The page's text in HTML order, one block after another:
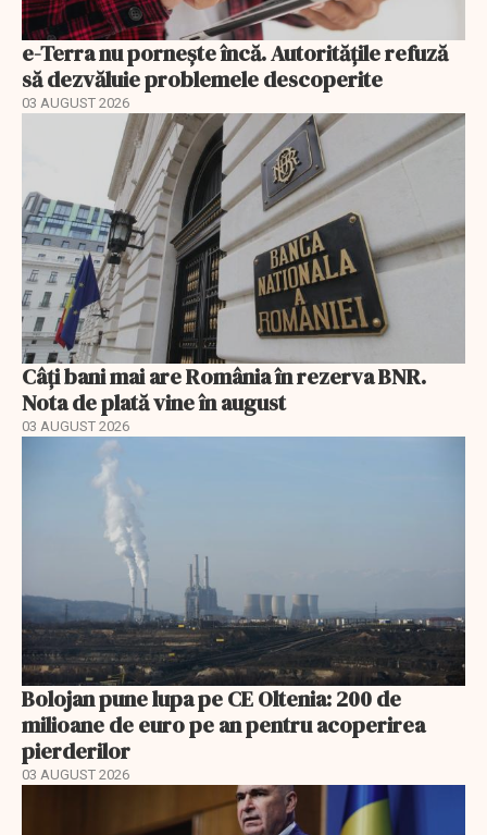
e-Terra nu pornește încă. Autoritățile refuză
să dezvăluie problemele descoperite
03 AUGUST 2026
Câți bani mai are România în rezerva BNR.
Nota de plată vine în august
03 AUGUST 2026
Bolojan pune lupa pe CE Oltenia: 200 de
milioane de euro pe an pentru acoperirea
pierderilor
03 AUGUST 2026